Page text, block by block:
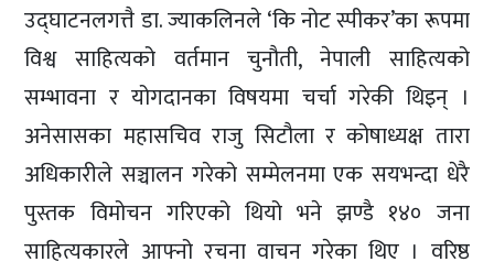
उद्घाटनलगत्तै डा. ज्याकलिनले ‘कि नोट स्पीकर’का रूपमा
विश्व साहित्यको वर्तमान चुनौती, नेपाली साहित्यको
सम्भावना र योगदानका विषयमा चर्चा गरेकी थिइन् ।
अनेसासका महासचिव राजु सिटौला र कोषाध्यक्ष तारा
अधिकारीले सञ्चालन गरेको सम्मेलनमा एक सयभन्दा धेरै
पुस्तक विमोचन गरिएको थियो भने झण्डै १४० जना
साहित्यकारले आफ्नो रचना वाचन गरेका थिए । वरिष्ठ